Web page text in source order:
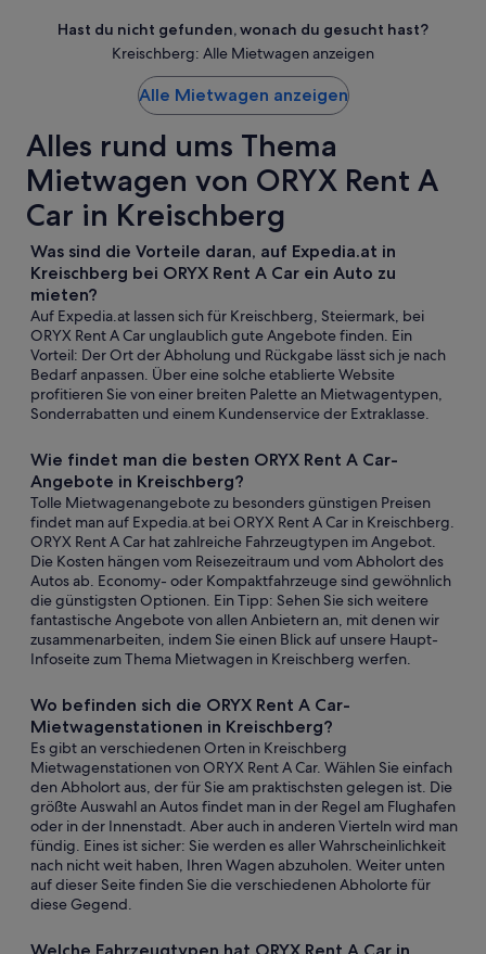
Hast du nicht gefunden, wonach du gesucht hast?
Kreischberg: Alle Mietwagen anzeigen
Alle Mietwagen anzeigen
Alles rund ums Thema
Mietwagen von ORYX Rent A
Car in Kreischberg
Was sind die Vorteile daran, auf Expedia.at in
Kreischberg bei ORYX Rent A Car ein Auto zu
mieten?
Auf Expedia.at lassen sich für Kreischberg, Steiermark, bei
ORYX Rent A Car unglaublich gute Angebote finden. Ein
Vorteil: Der Ort der Abholung und Rückgabe lässt sich je nach
Bedarf anpassen. Über eine solche etablierte Website
profitieren Sie von einer breiten Palette an Mietwagentypen,
Sonderrabatten und einem Kundenservice der Extraklasse.
Wie findet man die besten ORYX Rent A Car-
Angebote in Kreischberg?
Tolle Mietwagenangebote zu besonders günstigen Preisen
findet man auf Expedia.at bei ORYX Rent A Car in Kreischberg.
ORYX Rent A Car hat zahlreiche Fahrzeugtypen im Angebot.
Die Kosten hängen vom Reisezeitraum und vom Abholort des
Autos ab. Economy- oder Kompaktfahrzeuge sind gewöhnlich
die günstigsten Optionen. Ein Tipp: Sehen Sie sich weitere
fantastische Angebote von allen Anbietern an, mit denen wir
zusammenarbeiten, indem Sie einen Blick auf unsere Haupt-
Infoseite zum Thema Mietwagen in Kreischberg werfen.
Wo befinden sich die ORYX Rent A Car-
Mietwagenstationen in Kreischberg?
Es gibt an verschiedenen Orten in Kreischberg
Mietwagenstationen von ORYX Rent A Car. Wählen Sie einfach
den Abholort aus, der für Sie am praktischsten gelegen ist. Die
größte Auswahl an Autos findet man in der Regel am Flughafen
oder in der Innenstadt. Aber auch in anderen Vierteln wird man
fündig. Eines ist sicher: Sie werden es aller Wahrscheinlichkeit
nach nicht weit haben, Ihren Wagen abzuholen. Weiter unten
auf dieser Seite finden Sie die verschiedenen Abholorte für
diese Gegend.